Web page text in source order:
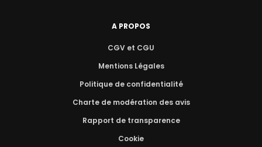
A PROPOS
CGV et CGU
Mentions Légales
Politique de confidentialité
Charte de modération des avis
Rapport de transparence
Cookie